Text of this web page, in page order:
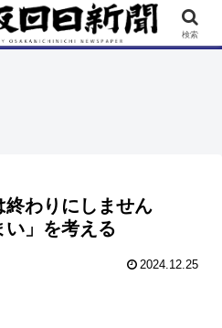
連載 街ネタ イベント
終わりにしません
」を考える
2024.12.25
検索